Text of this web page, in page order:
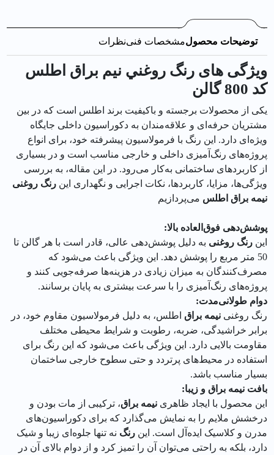
توضیحات محصولمشخصات فنینظرات
ویژگی های رنگ روغني نيم براق اطلس
کد 800 گالن
یکی از محصولات برجسته و باکیفیت برند اطلس است که در بین
مشتریان حرفه‌ای و علاقه‌مندان به دکوراسیون داخلی جایگاه
ویژه‌ای دارد. این رنگ با فرمولاسیون پیشرفته خود، برای انواع
پروژه‌های رنگ‌آمیزی داخلی و خارجی مناسب است و در بسیاری
از کاربردهای ساختمانی به‌کار می‌رود. در این مقاله، به بررسی
ویژگی‌ها، مزایا، کاربردها، نکات اجرایی و نگهداری اینرنگ روغنی
نیمه براق اطلس می‌پردازیم
پوشش‌دهی فوق‌العاده بالا:
اینرنگ روغنی به دلیل پوشش‌دهی عالی، قادر است با هر گالن تا
50 متر مربع را پوشش دهد. این ویژگی باعث می‌شود که
مصرف‌کنندگان به میزان زیادی در هزینه‌ها صرفه‌جویی کنند و
پروژه‌های رنگ‌آمیزی را با سرعت بیشتری به پایان برسانند.
دوام طولانی‌مدت:
رنگ روغنینیمه براق اطلس، به دلیل فرمولاسیون مقاوم خود، در
برابر خراشیدگی، ضربه، رطوبت و شرایط محیطی مختلف
مقاومت بالایی دارد. این ویژگی باعث می‌شود که این رنگ برای
استفاده در محیط‌های پرتردد و حتی سطوح خارجی ساختمان
بسیار مناسب باشد.
بافت نیمه براق و زیبا:
این محصول با ایجاد ظاهری نیمه براق، ترکیبی از مات بودن و
درخشش ملایم را به نمایش می‌گذارد که برای دکوراسیون‌های
مدرن و کلاسیک ایده‌آل است. اینرنگ نه تنها جلوه‌ای زیبا و شیک
دارد، بلکه به راحتی می‌توان آن را تمیز کرد و از دوام بالای آن در